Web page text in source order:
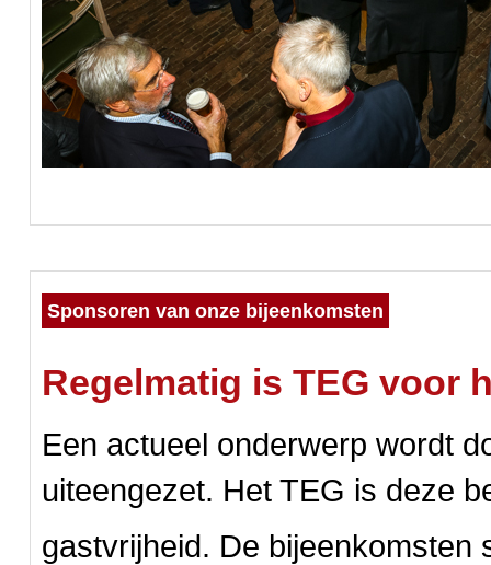
Sponsoren van onze bijeenkomsten
Regelmatig is TEG voor
Een actueel onderwerp wordt
uiteengezet. Het TEG is deze
gastvrijheid. De bijeenkomsten